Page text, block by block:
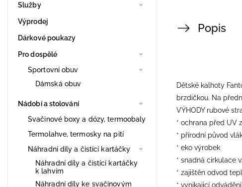
Služby
Výprodej
Dárkové poukazy
Pro dospělé
Sportovní obuv
Dámská obuv
Nádobí a stolování
Svačinové boxy a dózy, termoobaly
Termolahve, termosky na pití
Náhradní díly a čistící kartáčky
Náhradní díly a čistící kartáčky
k lahvím
Náhradní díly ke svačinovým
Popis
Dětské kalhoty
brzdičkou. Na
VÝHODY rubové
* ochrana před UV
* přírodní původ
* eko výrobek
* snadná cirkulace
* zajištěn odvod
* vynikajicí